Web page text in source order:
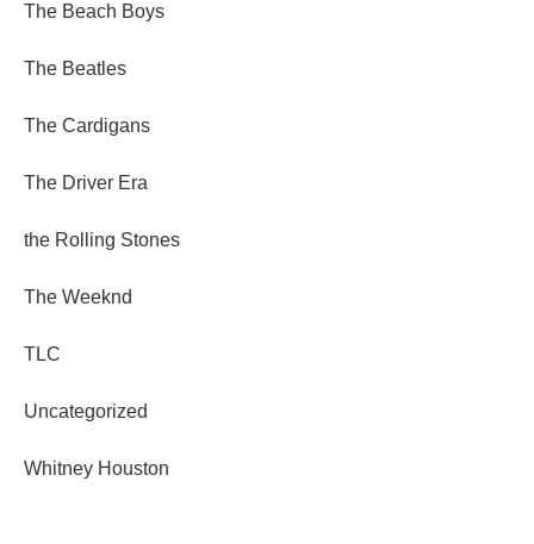
The Beach Boys
The Beatles
The Cardigans
The Driver Era
the Rolling Stones
The Weeknd
TLC
Uncategorized
Whitney Houston